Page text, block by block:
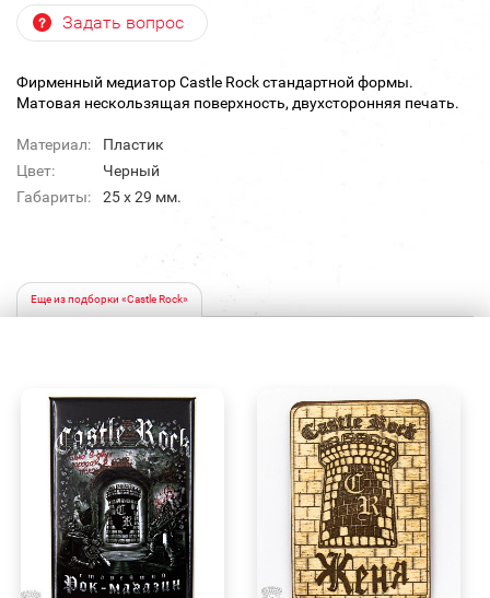
Задать вопрос
Фирменный медиатор Castle Rock стандартной формы.
Матовая нескользящая поверхность, двухсторонняя печать.
Материал:
Пластик
Цвет:
Черный
Габариты:
25 х 29 мм.
Еще из подборки «Castle Rock»